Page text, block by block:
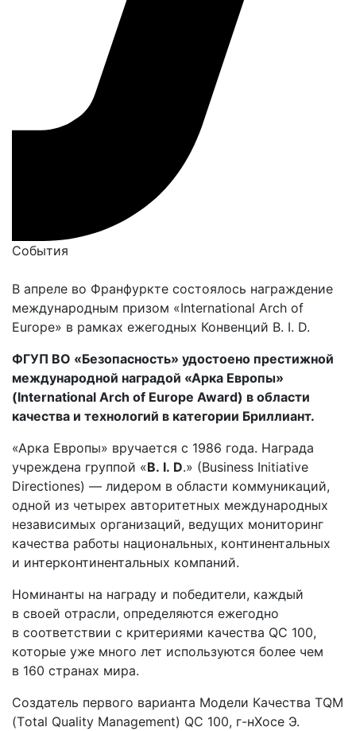
События
В апреле во Франфуркте состоялось награждение
международным призом «International Arch of
Europe» в рамках ежегодных Конвенций B. I. D.
ФГУП ВО «Безопасность» удостоено престижной
международной наградой «Арка Европы»
(International Arch of Europe Award) в области
качества и технологий в категории Бриллиант.
«Арка Европы» вручается с 1986 года. Награда
учреждена группой «B. I. D.» (Business Initiative
Directiones) — лидером в области коммуникаций,
одной из четырех авторитетных международных
независимых организаций, ведущих мониторинг
качества работы национальных, континентальных
и интерконтинентальных компаний.
Номинанты на награду и победители, каждый
в своей отрасли, определяются ежегодно
в соответствии с критериями качества QC 100,
которые уже много лет используются более чем
в 160 странах мира.
Создатель первого варианта Модели Качества TQM
(Тotal Quality Management) QC 100, г-нХосе Э.